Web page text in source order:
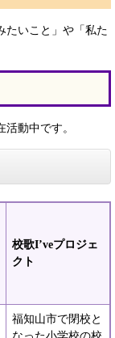
たいこと」や「私た
動中です。
校歌I’veプロジェ
クト
福知山市で閉校と